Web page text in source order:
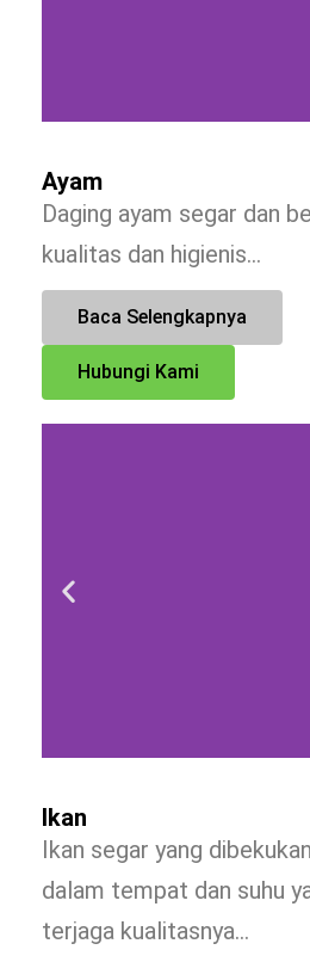
Ayam
Daging ayam segar dan
kualitas dan higienis…
Baca Selengkapnya
Hubungi Kami
Ikan
Ikan segar yang
dalam tempat dan suhu
terjaga kualitasnya…